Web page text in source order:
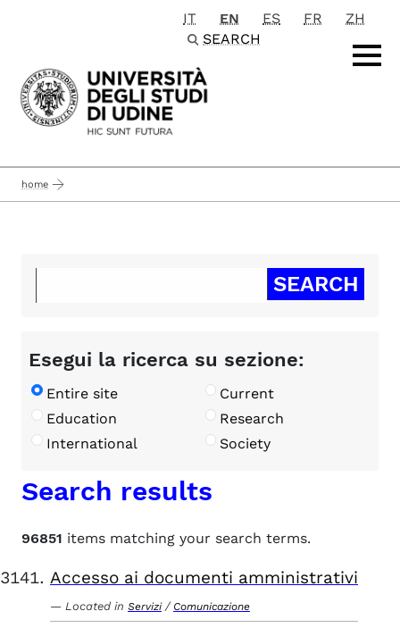
Passa al contenuto principale
IT EN ES FR
ZH
SEARCH
home
Esegui la ricerca su sezione:
Entire site
Current
Education
Research
International
Society
Search results
96851 items matching your search terms.
Accesso ai documenti amministrativi
Located in Servizi / Comunicazione